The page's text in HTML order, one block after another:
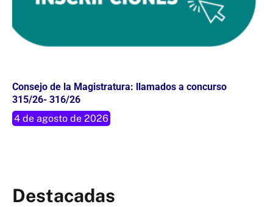
Consejo de la Magistratura: llamados a concurso
315/26- 316/26
4 de agosto de 2026
Destacadas